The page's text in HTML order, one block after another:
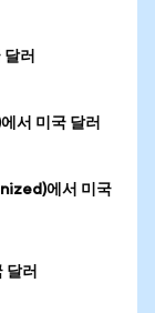
러
서 미국 달러
에서 미국
러